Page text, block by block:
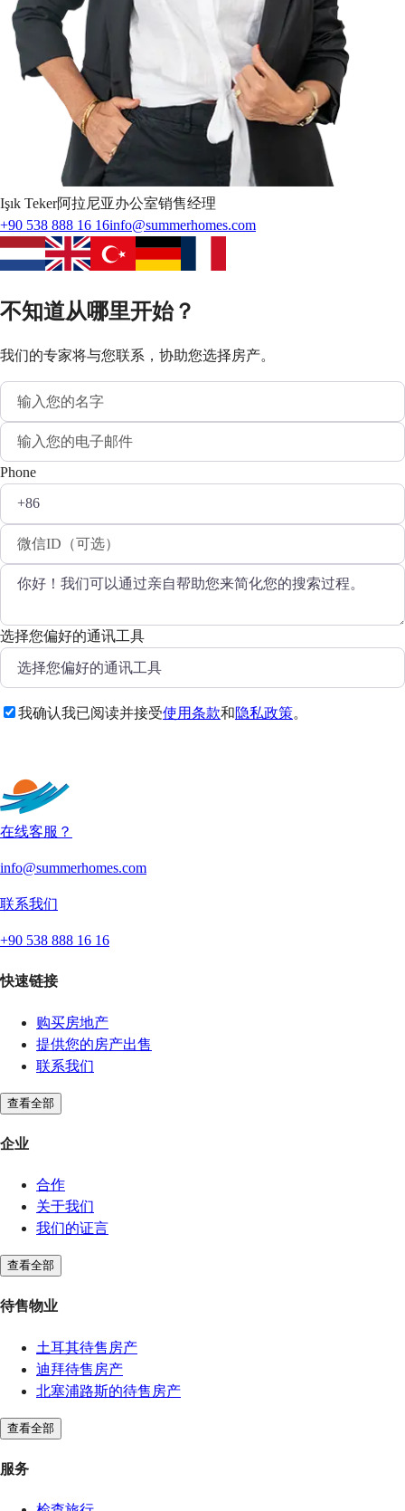
Işık Teker阿拉尼亚办公室销售经理
+90 538 888 16 16info@summerhomes.com
不知道从哪里开始？
我们的专家将与您联系，协助您选择房产。
Phone
选择您偏好的通讯工具
我确认我已阅读并接受使用条款和隐私政策。
在线客服？
info@summerhomes.com
联系我们
+90 538 888 16 16
快速链接
购买房地产
提供您的房产出售
联系我们
查看全部
企业
合作
关于我们
我们的证言
查看全部
待售物业
土耳其待售房产
迪拜待售房产
北塞浦路斯的待售房产
查看全部
服务